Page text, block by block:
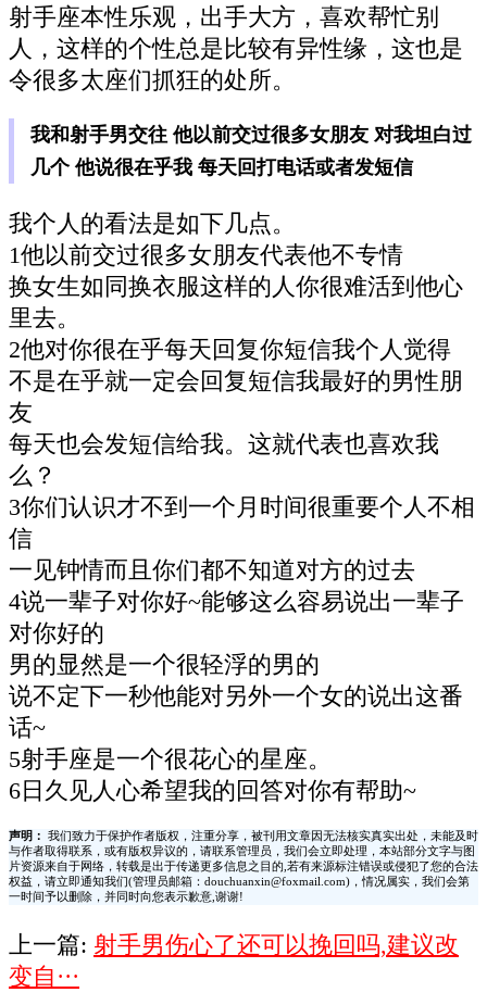
射手座本性乐观，出手大方，喜欢帮忙别
人，这样的个性总是比较有异性缘，这也是
令很多太座们抓狂的处所。
我和射手男交往 他以前交过很多女朋友 对我坦白过
几个 他说很在乎我 每天回打电话或者发短信
我个人的看法是如下几点。
1他以前交过很多女朋友代表他不专情
换女生如同换衣服这样的人你很难活到他心
里去。
2他对你很在乎每天回复你短信我个人觉得
不是在乎就一定会回复短信我最好的男性朋
友
每天也会发短信给我。这就代表也喜欢我
么？
3你们认识才不到一个月时间很重要个人不相
信
一见钟情而且你们都不知道对方的过去
4说一辈子对你好~能够这么容易说出一辈子
对你好的
男的显然是一个很轻浮的男的
说不定下一秒他能对另外一个女的说出这番
话~
5射手座是一个很花心的星座。
6日久见人心希望我的回答对你有帮助~
声明：
我们致力于保护作者版权，注重分享，被刊用文章因无法核实真实出处，未能及时
与作者取得联系，或有版权异议的，请联系管理员，我们会立即处理，本站部分文字与图
片资源来自于网络，转载是出于传递更多信息之目的,若有来源标注错误或侵犯了您的合法
权益，请立即通知我们(管理员邮箱：douchuanxin@foxmail.com)，情况属实，我们会第
一时间予以删除，并同时向您表示歉意,谢谢!
上一篇: 射手男伤心了还可以挽回吗,建议改
变自···